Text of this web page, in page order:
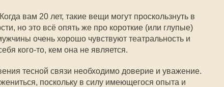
вам 20 лет, такие вещи могут проскользнуть в
но это всё опять же про короткие (или глупые)
очень хорошо чувствуют театральность и
кого-то, кем она не является.
тесной связи необходимо доверие и уважение.
поскольку в силу имеющегося опыта и